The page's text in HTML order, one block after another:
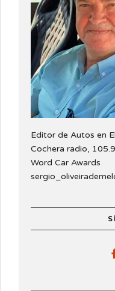
Editor de Autos en
Cochera radio,
Word Car Awards